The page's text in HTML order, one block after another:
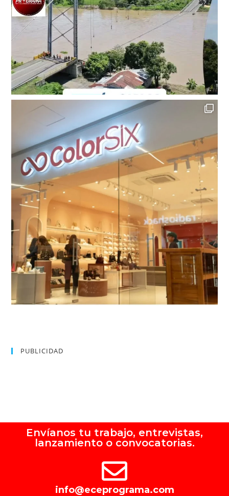
PUBLICIDAD
Envíanos tu trabajo, entrevistas,
lanzamiento o convocatorias.
info@eceprograma.com